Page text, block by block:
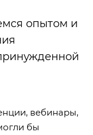
опытом и
вебинары,
бы